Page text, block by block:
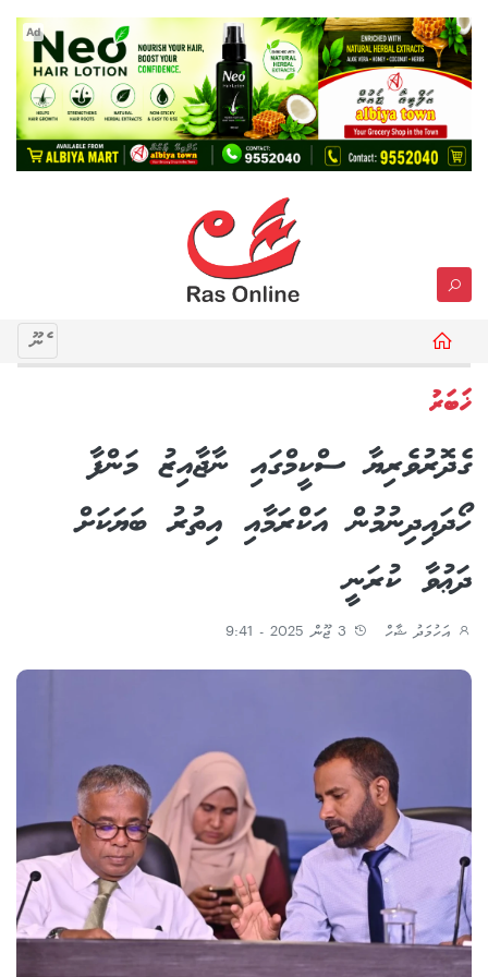
Ad
މެނޫ
ޚަބަރު
ގެދޮރުވެރިޔާ ސްކީމްގައި ނާޖާއިޒު މަންފާ
ހޯދައިދިނުމުން އަކްރަމާއި އިތުރު ބަޔަކަށް
ދަޢުވާ ކުރަނީ
އަހުމަދު ޝާހް